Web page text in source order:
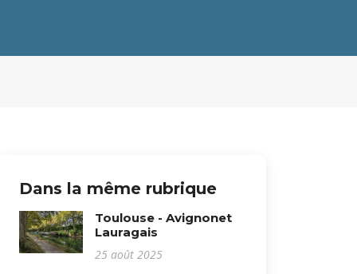
Dans la même rubrique
Toulouse - Avignonet
Lauragais
25 août 2025